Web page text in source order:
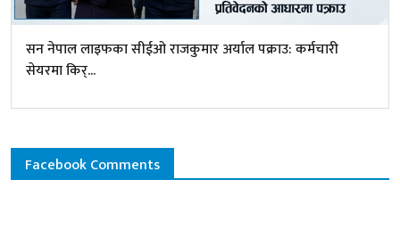
सन नेपाल लाइफका सीईओ राजकुमार अर्याल पक्राउ: कर्मचारी
सेयरमा किर्...
Facebook Comments